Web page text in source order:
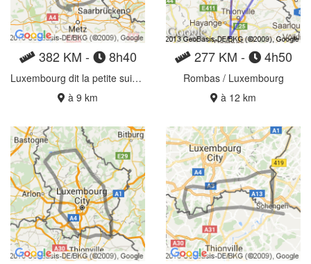
382 KM - 8h40
Luxembourg dit la petite suisse
à 9 km
277 KM - 4h50
Rombas / Luxembourg
à 12 km